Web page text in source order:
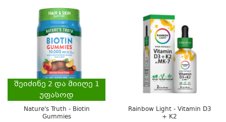
შეიძინე 2 და მიიღე 1
უფასოდ
Nature's Truth - Biotin
Gummies
Rainbow Light - Vitamin D3
+ K2